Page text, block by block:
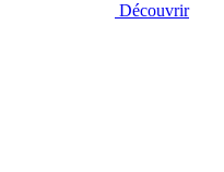
Découvrir